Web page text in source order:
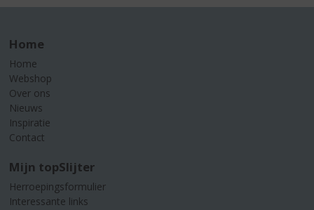
Home
Home
Webshop
Over ons
Nieuws
Inspiratie
Contact
Mijn topSlijter
Herroepingsformulier
Interessante links